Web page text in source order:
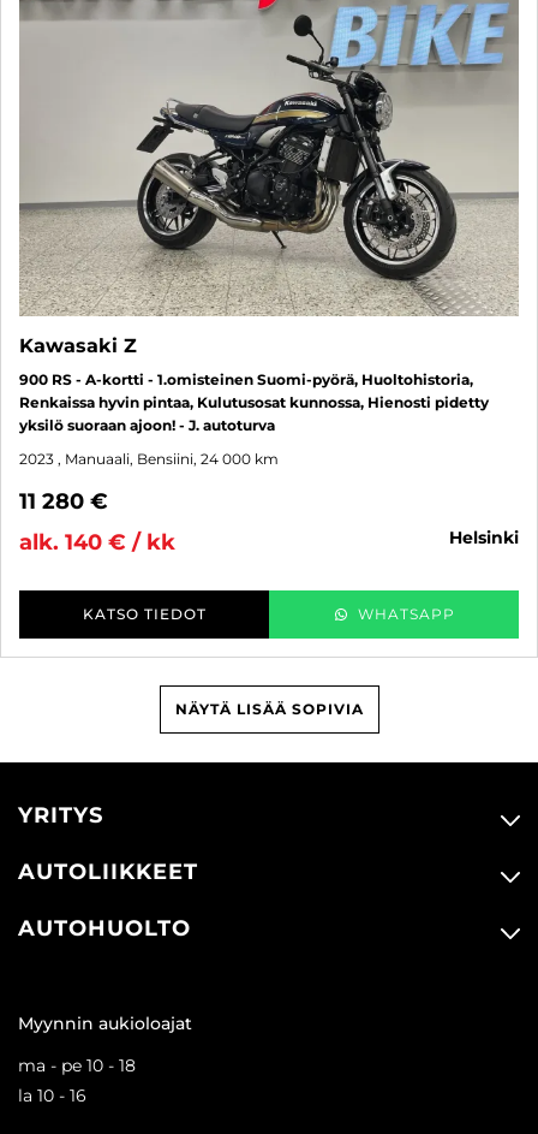
Kawasaki Z
900 RS - A-kortti - 1.omisteinen Suomi-pyörä, Huoltohistoria,
Renkaissa hyvin pintaa, Kulutusosat kunnossa, Hienosti pidetty
yksilö suoraan ajoon! - J. autoturva
2023 , Manuaali, Bensiini, 24 000 km
11 280 €
alk. 140 € / kk
helsinki
KATSO TIEDOT WHATSAPP
NÄYTÄ LISÄÄ SOPIVIA
YRITYS
AUTOLIIKKEET
AUTOHUOLTO
Myynnin aukioloajat
ma - pe 10 - 18
la 10 - 16